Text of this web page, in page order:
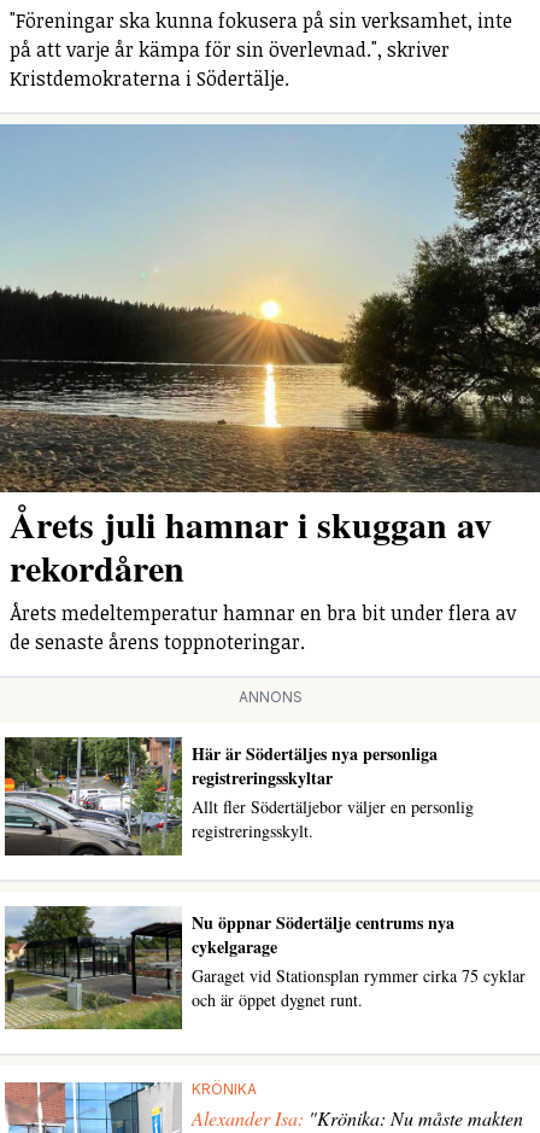
"Föreningar ska kunna fokusera på sin verksamhet, inte
på att varje år kämpa för sin överlevnad.", skriver
Kristdemokraterna i Södertälje.
Årets juli hamnar i skuggan av
rekordåren
Årets medeltemperatur hamnar en bra bit under flera av
de senaste årens toppnoteringar.
ANNONS
Här är Södertäljes nya personliga
registreringsskyltar
Allt fler Södertäljebor väljer en personlig
registreringsskylt.
Nu öppnar Södertälje centrums nya
cykelgarage
Garaget vid Stationsplan rymmer cirka 75 cyklar
och är öppet dygnet runt.
KRÖNIKA
Alexander Isa: "Krönika: Nu måste makten